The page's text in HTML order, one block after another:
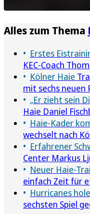
Alles zum Thema
Erstes
KEC-Coach
Kölner Haie
mit sechs neuen
„Er zieht sein
Haie Daniel
Haie-Kader
wechselt nach
Erfahrener
Center Markus
Neuer Haie-
einfach Zeit für
Hurricanes
sechsten Spiel